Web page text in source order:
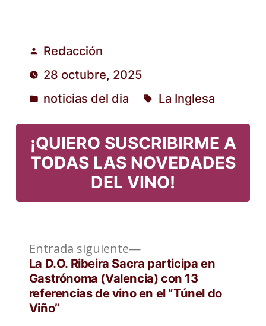
Publicado
por
Redacción
28 octubre, 2025
Publicado
en
noticias del dia
Etiquetas:
La Inglesa
¡QUIERO SUSCRIBIRME A
TODAS LAS NOVEDADES
DEL VINO!
Navegación
de
entradas
Entrada siguiente
Entrada
siguiente:
La D.O. Ribeira Sacra participa en
Gastrónoma (Valencia) con 13
referencias de vino en el “Túnel do
Viño”